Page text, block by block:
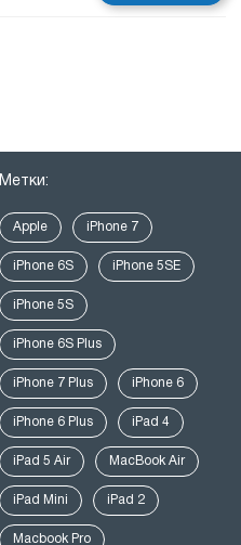
Метки:
Apple iPhone 7
iPhone 6S iPhone 5SE
iPhone 5S
iPhone 6S Plus
iPhone 7 Plus iPhone 6
iPhone 6 Plus iPad 4
iPad 5 Air MacBook Air
iPad Mini iPad 2
Macbook Pro